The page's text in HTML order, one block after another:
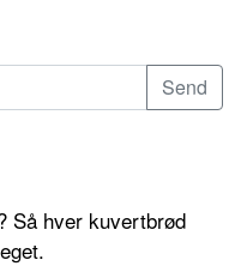
Så hver kuvertbrød